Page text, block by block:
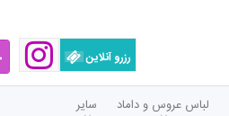
رزرو آنلاین
لباس عروس و داماد سایر